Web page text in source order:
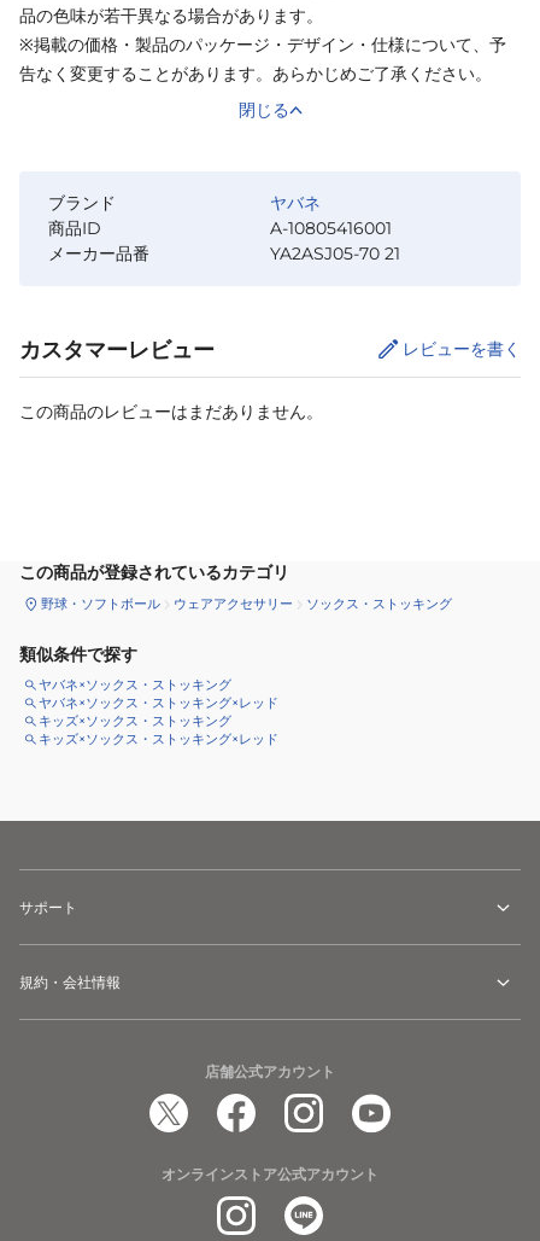
品の色味が若干異なる場合があります。
※掲載の価格・製品のパッケージ・デザイン・仕様について、予
告なく変更することがあります。あらかじめご了承ください。
閉じる
ブランド
ヤバネ
商品ID
A-10805416001
メーカー品番
YA2ASJ05-70 21
カスタマーレビュー レビューを書く
この商品のレビューはまだありません。
この商品が登録されているカテゴリ
野球・ソフトボール ウェアアクセサリー ソックス・ストッキング
類似条件で探す
ヤバネ×ソックス・ストッキング
ヤバネ×ソックス・ストッキング×レッド
キッズ×ソックス・ストッキング
キッズ×ソックス・ストッキング×レッド
サポート
規約・会社情報
店舗公式アカウント
オンラインストア公式アカウント